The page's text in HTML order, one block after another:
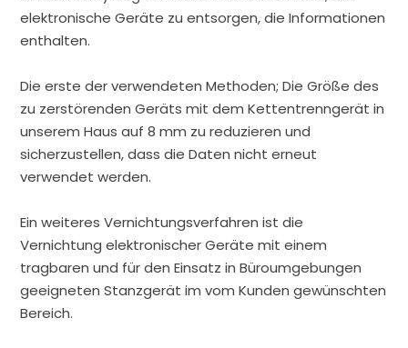
elektronische Geräte zu entsorgen, die Informationen
enthalten.
Die erste der verwendeten Methoden; Die Größe des
zu zerstörenden Geräts mit dem Kettentrenngerät in
unserem Haus auf 8 mm zu reduzieren und
sicherzustellen, dass die Daten nicht erneut
verwendet werden.
Ein weiteres Vernichtungsverfahren ist die
Vernichtung elektronischer Geräte mit einem
tragbaren und für den Einsatz in Büroumgebungen
geeigneten Stanzgerät im vom Kunden gewünschten
Bereich.